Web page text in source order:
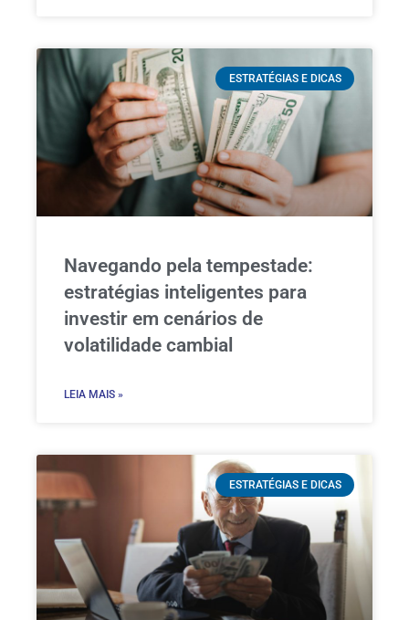
ESTRATÉGIAS E DICAS
Navegando pela tempestade:
estratégias inteligentes para
investir em cenários de
volatilidade cambial
LEIA MAIS »
ESTRATÉGIAS E DICAS